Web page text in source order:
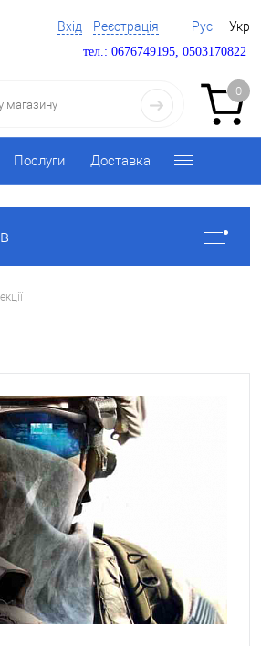
Вхід Реєстрація Рус Укр
тел.: 0676749195, 0503170822
0
Послуги Доставка